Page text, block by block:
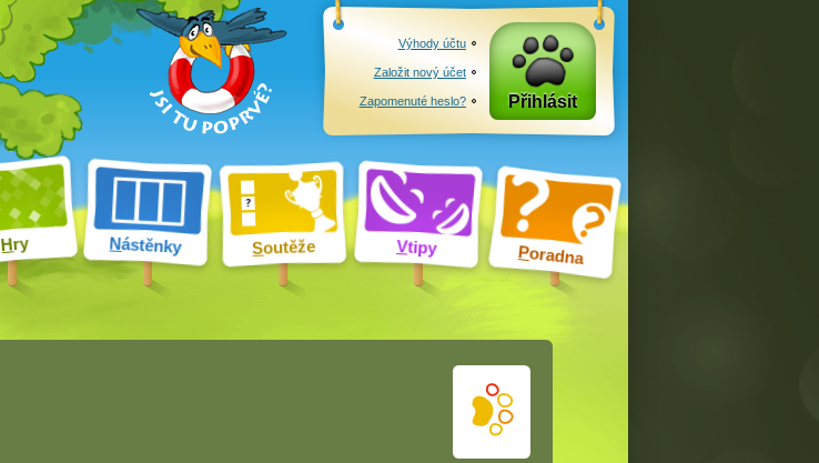
Hry Nástěnky Soutěže Vtipy Poradna
Výhody účtu
Založit nový účet
Zapomenuté heslo? Přihlásit